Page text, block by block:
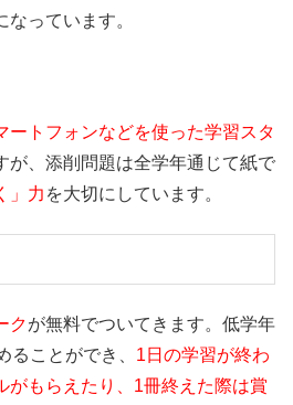
っています。
ートフォンなどを使った学習スタ
が、添削問題は全学年通じて紙で
」力 を大切にしています。
クが無料でついてきます。低学年
ることができ、 1日の学習が終わ
がもらえたり、1冊終えた際は賞